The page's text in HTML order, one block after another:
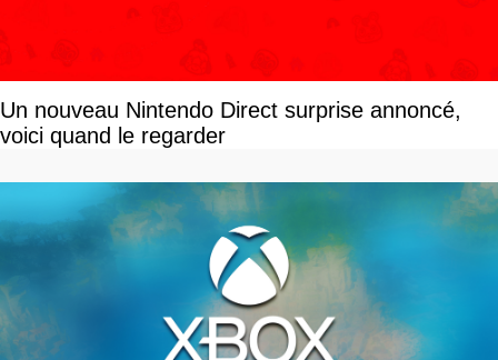
Un nouveau Nintendo Direct surprise annoncé,
voici quand le regarder